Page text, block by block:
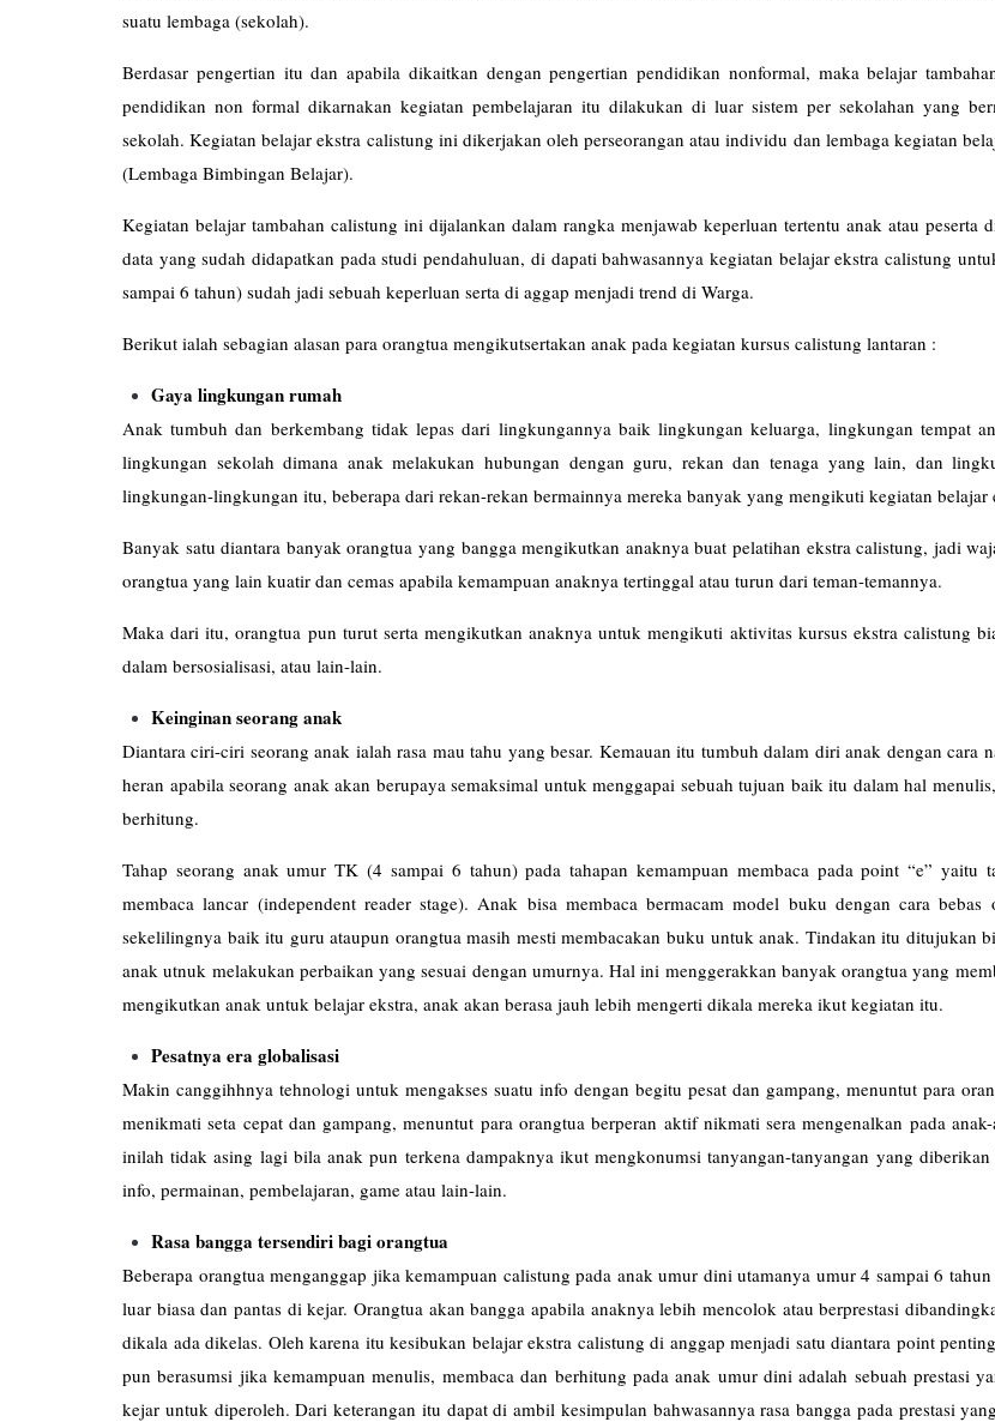
suatu lembaga (sekolah).
Berdasar pengertian itu dan apabila dikaitkan dengan pengertian pendidikan nonformal, maka belajar
pendidikan non formal dikarnakan kegiatan pembelajaran itu dilakukan di luar sistem per sekolahan yang
sekolah. Kegiatan belajar ekstra calistung ini dikerjakan oleh perseorangan atau individu dan lembaga kegiatan
(Lembaga Bimbingan Belajar).
Kegiatan belajar tambahan calistung ini dijalankan dalam rangka menjawab keperluan tertentu anak atau peserta
data yang sudah didapatkan pada studi pendahuluan, di dapati bahwasannya kegiatan belajar ekstra calistung
sampai 6 tahun) sudah jadi sebuah keperluan serta di aggap menjadi trend di Warga.
Berikut ialah sebagian alasan para orangtua mengikutsertakan anak pada kegiatan kursus calistung lantaran :
Gaya lingkungan rumah
Anak tumbuh dan berkembang tidak lepas dari lingkungannya baik lingkungan keluarga, lingkungan tempat
lingkungan sekolah dimana anak melakukan hubungan dengan guru, rekan dan tenaga yang lain, dan
lingkungan-lingkungan itu, beberapa dari rekan-rekan bermainnya mereka banyak yang mengikuti kegiatan belajar
Banyak satu diantara banyak orangtua yang bangga mengikutkan anaknya buat pelatihan ekstra calistung, jadi
orangtua yang lain kuatir dan cemas apabila kemampuan anaknya tertinggal atau turun dari teman-temannya.
Maka dari itu, orangtua pun turut serta mengikutkan anaknya untuk mengikuti aktivitas kursus ekstra calistung
dalam bersosialisasi, atau lain-lain.
Keinginan seorang anak
Diantara ciri-ciri seorang anak ialah rasa mau tahu yang besar. Kemauan itu tumbuh dalam diri anak dengan cara
heran apabila seorang anak akan berupaya semaksimal untuk menggapai sebuah tujuan baik itu dalam hal
berhitung.
Tahap seorang anak umur TK (4 sampai 6 tahun) pada tahapan kemampuan membaca pada point “e” yaitu
membaca lancar (independent reader stage). Anak bisa membaca bermacam model buku dengan cara
sekelilingnya baik itu guru ataupun orangtua masih mesti membacakan buku untuk anak. Tindakan itu ditujukan
anak utnuk melakukan perbaikan yang sesuai dengan umurnya. Hal ini menggerakkan banyak orangtua yang
mengikutkan anak untuk belajar ekstra, anak akan berasa jauh lebih mengerti dikala mereka ikut kegiatan itu.
Pesatnya era globalisasi
Makin canggihhnya tehnologi untuk mengakses suatu info dengan begitu pesat dan gampang, menuntut para
menikmati seta cepat dan gampang, menuntut para orangtua berperan aktif nikmati sera mengenalkan pada
inilah tidak asing lagi bila anak pun terkena dampaknya ikut mengkonumsi tanyangan-tanyangan yang
info, permainan, pembelajaran, game atau lain-lain.
Rasa bangga tersendiri bagi orangtua
Beberapa orangtua menganggap jika kemampuan calistung pada anak umur dini utamanya umur 4 sampai 6
luar biasa dan pantas di kejar. Orangtua akan bangga apabila anaknya lebih mencolok atau berprestasi
dikala ada dikelas. Oleh karena itu kesibukan belajar ekstra calistung di anggap menjadi satu diantara point
pun berasumsi jika kemampuan menulis, membaca dan berhitung pada anak umur dini adalah sebuah prestasi
kejar untuk diperoleh. Dari keterangan itu dapat di ambil kesimpulan bahwasannya rasa bangga pada prestasi